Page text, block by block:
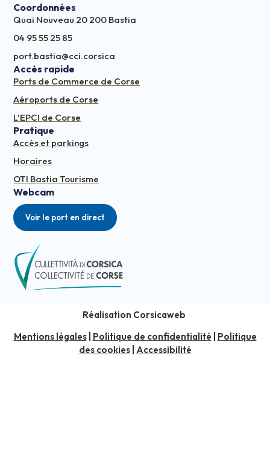
Coordonnées
Quai Nouveau 20 200 Bastia
04 95 55 25 85
port.bastia@cci.corsica
Accès rapide
Ports de Commerce de Corse
Aéroports de Corse
L'EPCI de Corse
Pratique
Accès et parkings
Horaires
OTI Bastia Tourisme
Webcam
Voir le port en direct
Réalisation Corsicaweb
Mentions légales| Politique de confidentialité
Politique
des cookies| Accessibilité